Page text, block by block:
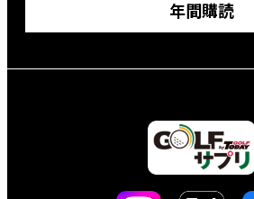
年間購読